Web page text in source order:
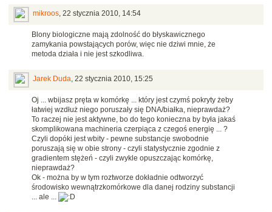
mikroos, 22 stycznia 2010, 14:54
Blony biologiczne mają zdolność do błyskawicznego
zamykania powstających porów, więc nie dziwi mnie, że
metoda działa i nie jest szkodliwa.
Jarek Duda, 22 stycznia 2010, 15:25
Oj ... wbijasz pręta w komórkę ... który jest czymś pokryty żeby
łatwiej wzdłuż niego poruszały się DNA/białka, nieprawdaż?
To raczej nie jest aktywne, bo do tego konieczna by była jakaś
skomplikowana machineria czerpiąca z czegoś energię ... ?
Czyli dopóki jest wbity - pewne substancje swobodnie
poruszają się w obie strony - czyli statystycznie zgodnie z
gradientem stężeń - czyli zwykle opuszczając komórkę,
nieprawdaż?
Ok - można by w tym roztworze dokładnie odtworzyć
środowisko wewnątrzkomórkowe dla danej rodziny substancji
... ale ...